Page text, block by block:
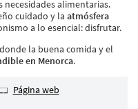
necesidades alimentarias.
cuidado y la atmósfera
a lo esencial: disfrutar.
la buena comida y el
en Menorca.
Página web